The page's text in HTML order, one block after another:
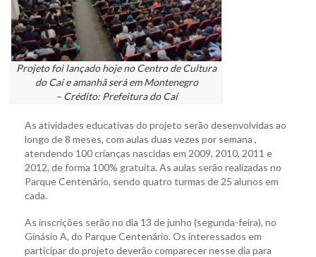
Projeto foi lançado hoje no Centro de Cultura
do Caí e amanhã será em Montenegro
– Crédito: Prefeitura do Caí
As atividades educativas do projeto serão desenvolvidas ao
longo de 8 meses, com aulas duas vezes por semana ,
atendendo 100 crianças nascidas em 2009, 2010, 2011 e
2012, de forma 100% gratuita. As aulas serão realizadas no
Parque Centenário, sendo quatro turmas de 25 alunos em
cada.
As inscrições serão no dia 13 de junho (segunda-feira), no
Ginásio A, do Parque Centenário. Os interessados em
participar do projeto deverão comparecer nesse dia para